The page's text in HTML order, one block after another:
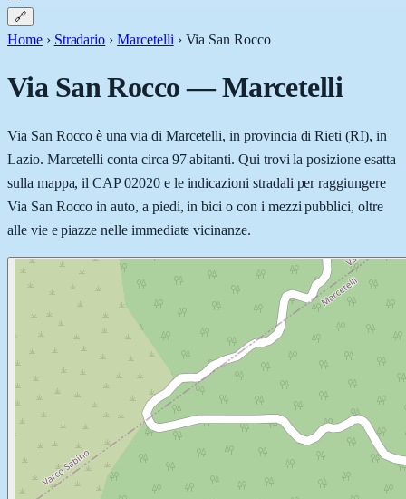
🔗
Home › Stradario › Marcetelli › Via San Rocco
Via San Rocco—Marcetelli
Via San Rocco è una via di Marcetelli, in provincia di Rieti (RI), in
Lazio. Marcetelli conta circa 97 abitanti. Qui trovi la posizione esatta
sulla mappa, il CAP 02020 e le indicazioni stradali per raggiungere
Via San Rocco in auto, a piedi, in bici o con i mezzi pubblici, oltre
alle vie e piazze nelle immediate vicinanze.